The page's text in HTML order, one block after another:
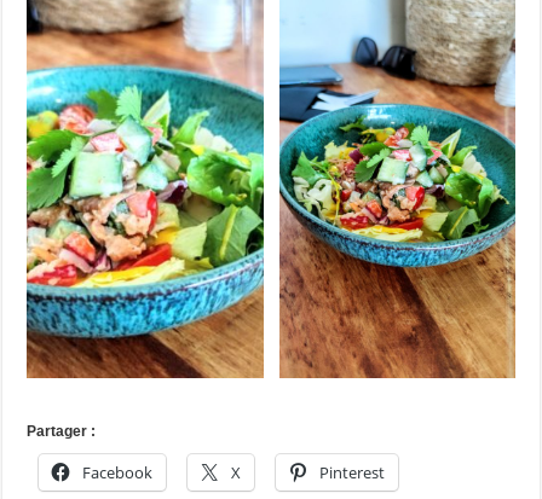
Partager :
Facebook X Pinterest